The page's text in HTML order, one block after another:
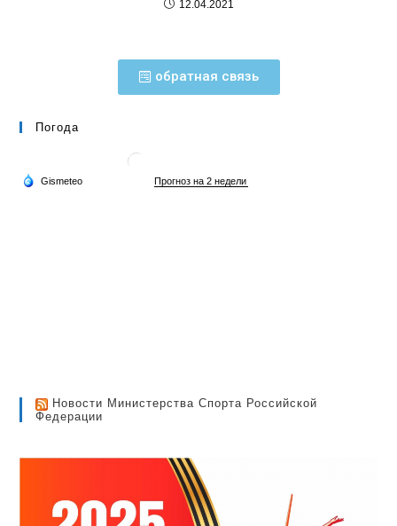
12.04.2021
обратная связь
Погода
Новости Министерства Спорта Российской
Федерации